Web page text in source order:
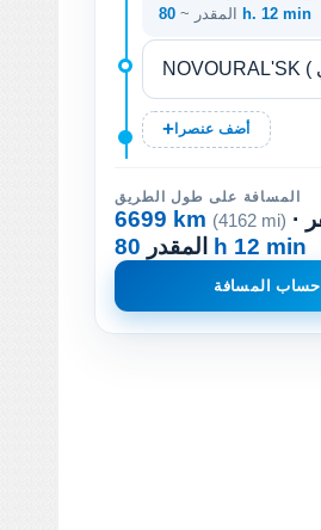
المقدر ~ 80 h. 12 min
أضف عنصرا
المسافة على طول الطريق
6699 km (4162 mi) · وقت السفر
المقدر 80 h 12 min
حساب المسافة